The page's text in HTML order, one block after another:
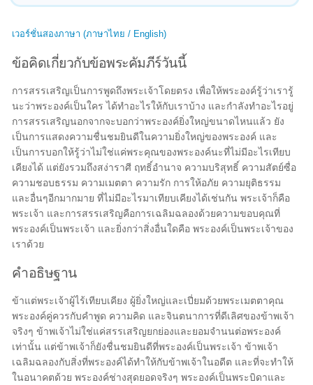
เวอร์ชั่นสองภาษา (ภาษาไทย / English)
ข้อคิดเกี่ยวกับข้อพระคัมภีร์วันนี้
การสรรเสริญเป็นการพูดถึงพระเจ้าโดยตรง เพื่อให้พระองค์รู้ว่าเรารู้
นะว่าพระองค์เป็นใคร ได้ทำอะไรให้กับเราบ้าง และกำลังทำอะไรอยู่
การสรรเสริญนอกจากจะบอกว่าพระองค์ยิ่งใหญ่ขนาดไหนแล้ว ยัง
เป็นการแสดงความชื่นชมยินดีในความยิ่งใหญ่ของพระองค์ และ
เป็นการบอกให้รู้ว่าไม่ใช่แค่พระคุณของพระองค์นะที่ไม่มีอะไรเทียบ
เคียงได้ แต่ยังรวมถึงสง่าราศี ฤทธิ์อำนาจ ความบริสุทธิ์ ความสัตย์ซื่อ
ความชอบธรรม ความเมตตา ความรัก การให้อภัย ความยุติธรรม
และอื่นๆอีกมากมาย ที่ไม่มีอะไรมาเทียบเคียงได้เช่นกัน พระเจ้าก็คือ
พระเจ้า และการสรรเสริญคือการเฉลิมฉลองด้วยความขอบคุณที่
พระองค์เป็นพระเจ้า และยิ่งกว่าสิ่งอื่นใดคือ พระองค์เป็นพระเจ้าของ
เราด้วย
คำอธิษฐาน
ข้าแต่พระเจ้าผู้ไร้เทียบเคียง ผู้ยิ่งใหญ่และเปี่ยมด้วยพระเมตตาคุณ
พระองค์คู่ควรกับคำพูด ความคิด และจินตนาการที่ดีเลิศของข้าพเจ้า
จริงๆ ข้าพเจ้าไม่ใช่แค่สรรเสริญยกย่องและยอมจำนนต่อพระองค์
เท่านั้น แต่ข้าพเจ้าก็ยังชื่นชมยินดีที่พระองค์เป็นพระเจ้า ข้าพเจ้า
เฉลิมฉลองกับสิ่งที่พระองค์ได้ทำให้กับข้าพเจ้าในอดีต และที่จะทำให้
ในอนาคตด้วย พระองค์ช่างสุดยอดจริงๆ พระองค์เป็นพระบิดาและ